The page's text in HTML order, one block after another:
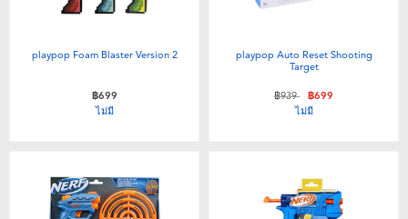
playpop Foam Blaster Version 2
฿699
ไม่มี
playpop Auto Reset Shooting
Target
ลดราคาจาก
฿939ถึง฿699
ไม่มี